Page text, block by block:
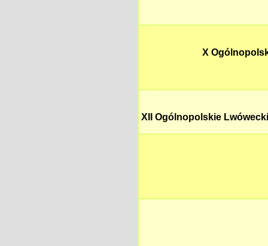
X
XII Ogólnopolskie